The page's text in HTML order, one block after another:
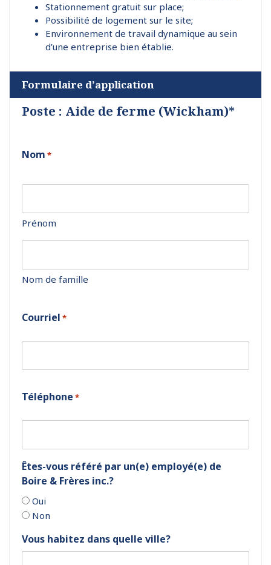
Stationnement gratuit sur place;
Possibilité de logement sur le site;
Environnement de travail dynamique au sein
d’une entreprise bien établie.
Formulaire d’application
Poste : Aide de ferme (Wickham)*
Nom *
Prénom
Nom de famille
Courriel *
Téléphone *
Êtes-vous référé par un(e) employé(e) de
Boire & Frères inc.?
Oui
Non
Vous habitez dans quelle ville?